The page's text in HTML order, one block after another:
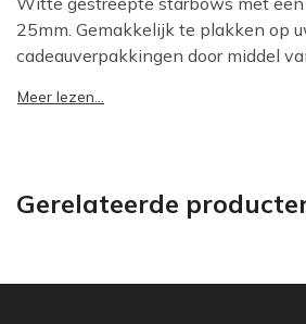
25mm. Gemakkelijk te plakken op
cadeauverpakkingen door middel
Meer lezen...
Gerelateerde